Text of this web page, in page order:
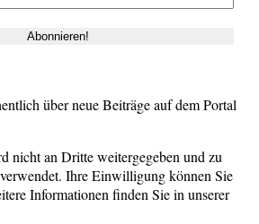
über neue Beiträge auf dem Portal
nicht an Dritte weitergegeben und zu
Ihre Einwilligung können Sie
Informationen finden Sie in unserer